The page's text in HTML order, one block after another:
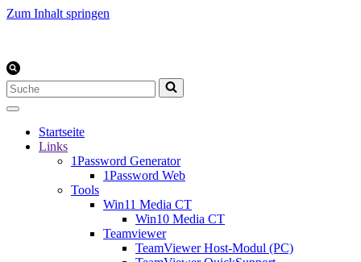
Zum Inhalt springen
Suchen
nach …
Startseite
Links
1Password Generator
1Password Web
Tools
Win11 Media CT
Win10 Media CT
Teamviewer
TeamViewer Host-Modul (PC)